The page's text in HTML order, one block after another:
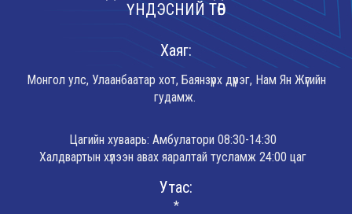
ҮНДЭСНИЙ ТӨВ
Хаяг:
Монгол улс, Улаанбаатар хот, Баянзүрх дүүрэг, Нам Ян Жүгийн
гудамж.
Цагийн хуваарь: Амбулатори 08:30-14:30
Халдвартын хүлээн авах яаралтай тусламж 24:00 цаг
Утас:
*